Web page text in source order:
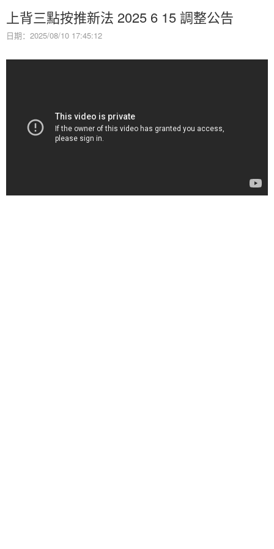
上背三點按推新法 2025 6 15 調整公告
日期：2025/08/10 17:45:12